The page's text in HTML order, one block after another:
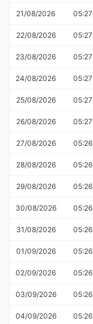
21/08/2026 05:27
22/08/2026 05:27
23/08/2026 05:27
24/08/2026 05:27
25/08/2026 05:27
26/08/2026 05:27
27/08/2026 05:26
28/08/2026 05:26
29/08/2026 05:26
30/08/2026 05:26
31/08/2026 05:26
01/09/2026 05:26
02/09/2026 05:26
03/09/2026 05:26
04/09/2026 05:26